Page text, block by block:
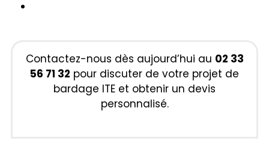
Contactez-nous dès aujourd’hui au 02 33
56 71 32 pour discuter de votre projet de
bardage ITE et obtenir un devis
personnalisé.